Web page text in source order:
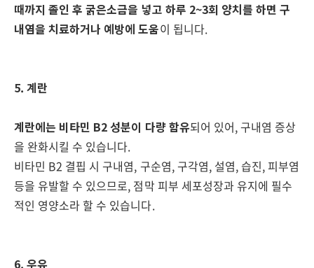
때까지 졸인 후 굵은소금을 넣고 하루 2~3회 양치를 하면구
내염을 치료하거나 예방에 도움이 됩니다.
5. 계란
계란에는 비타민 B2 성분이 다량 함유되어 있어, 구내염 증상
을 완화시킬 수 있습니다.
비타민 B2 결핍 시 구내염, 구순염, 구각염, 설염, 습진, 피부염
등을 유발할 수 있으므로, 점막 피부 세포성장과 유지에 필수
적인 영양소라 할 수 있습니다.
6. 우유